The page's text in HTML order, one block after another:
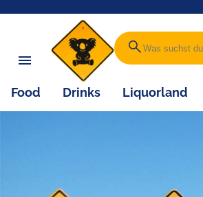
search
Food Drinks Liquorland